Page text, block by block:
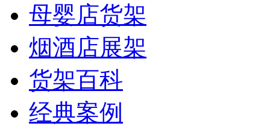
母婴店货架
烟酒店展架
货架百科
经典案例